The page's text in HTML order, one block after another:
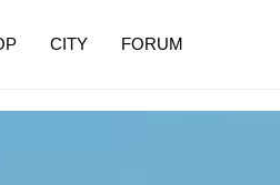
CITY FORUM
în vârstă